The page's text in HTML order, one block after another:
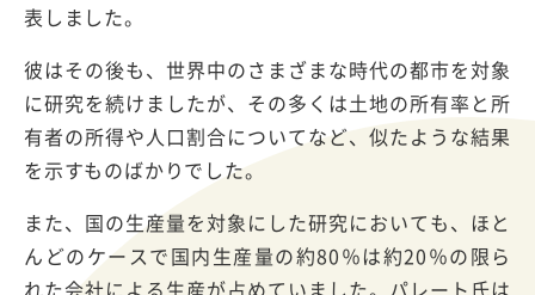
表しました。
彼はその後も、世界中のさまざまな時代の都市を対象
に研究を続けましたが、その多くは土地の所有率と所
有者の所得や人口割合についてなど、似たような結果
を示すものばかりでした。
また、国の生産量を対象にした研究においても、ほと
んどのケースで国内生産量の約80％は約20％の限ら